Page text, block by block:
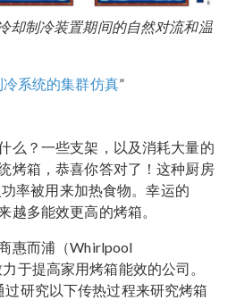
却制冷装置期间的自然对流和温
冷系统的集群仿真”
么？一些支架，以及消耗大量的
烤箱，恭喜你答对了！这种厨房
率被用来加热食物。幸运的
越多能效更高的烤箱。
惠而浦（Whirlpool
于提高家用烤箱能效的公司。
研究以下传热过程来研究烤箱